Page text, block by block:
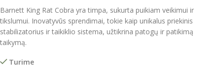
Barnett King Rat Cobra yra timpa, sukurta puikiam veikimui ir
tikslumui. Inovatyvūs sprendimai, tokie kaip unikalus priekinis
stabilizatorius ir taikiklio sistema, užtikrina patogų ir patikimą
taikymą.
Turime